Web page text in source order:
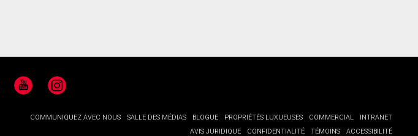
YouTubeInstagram
COMMUNIQUEZ AVEC NOUS SALLE DES MÉDIAS BLOGUE PROPRIÉTÉS LUXUEUSES COMMERCIAL
INTRANET
AVIS JURIDIQUE
CONFIDENTIALITÉ TÉMOINS ACCESSIBILITÉ